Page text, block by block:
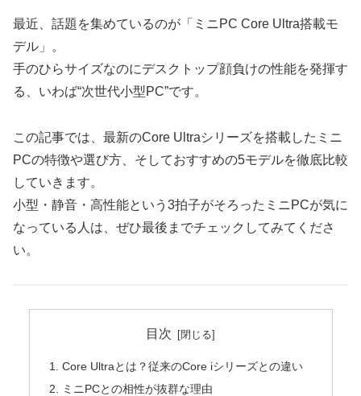
最近、話題を集めているのが「ミニPC Core Ultra搭載モ
デル」。
手のひらサイズなのにデスクトップ顔負けの性能を発揮す
る、いわば“次世代小型PC”です。
この記事では、最新のCore Ultraシリーズを搭載したミニ
PCの特徴や選び方、そしておすすめの5モデルを徹底比較
していきます。
小型・静音・高性能という3拍子がそろったミニPCが気に
なっている人は、ぜひ最後までチェックしてみてくださ
い。
目次
Core Ultraとは？従来のCore iシリーズとの違い
ミニPCとの相性が抜群な理由